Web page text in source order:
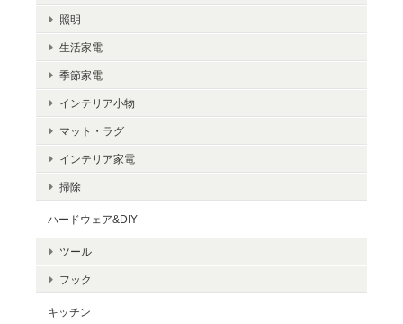
照明
生活家電
季節家電
インテリア小物
マット・ラグ
インテリア家電
掃除
ハードウェア&DIY
ツール
フック
キッチン